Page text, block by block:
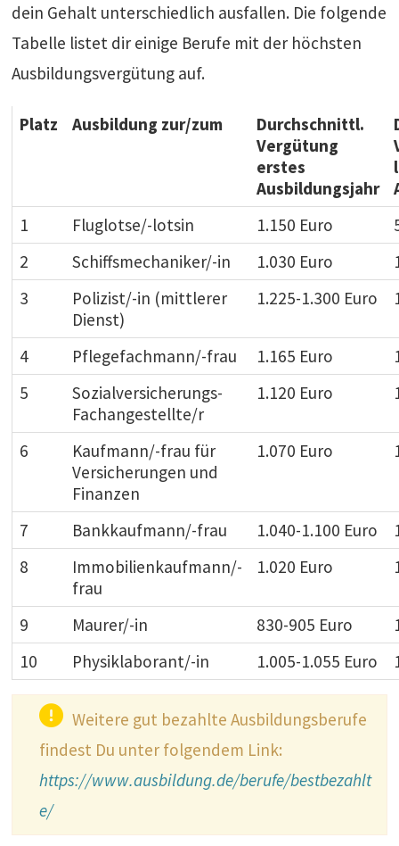
dein Gehalt unterschiedlich ausfallen. Die folgende
Tabelle listet dir einige Berufe mit der höchsten
Ausbildungsvergütung auf.
Platz Ausbildung zur/zum
Durchschnittl.
Vergütung
erstes
Ausbildungsjahr
1
Fluglotse/-lotsin 1.150 Euro
2
Schiffsmechaniker/-in 1.030 Euro
3
Polizist/-in (mittlerer
Dienst)
1.225-1.300 Euro
4 Pflegefachmann/-frau 1.165 Euro
5
Sozialversicherungs-
Fachangestellte/r
1.120 Euro
6
Kaufmann/-frau für
Versicherungen und
Finanzen
1.070 Euro
7 Bankkaufmann/-frau 1.040-1.100 Euro
8
Immobilienkaufmann/-
frau
1.020 Euro
9 Maurer/-in 830-905 Euro
10
Physiklaborant/-in 1.005-1.055 Euro
Weitere gut bezahlte Ausbildungsberufe
findest Du unter folgendem Link:
https://www.ausbildung.de/berufe/bestbezahlt
e/